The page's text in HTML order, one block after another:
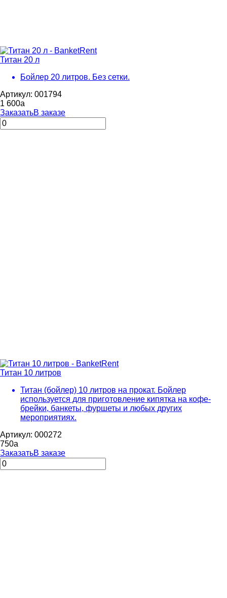
Титан 20 л
Бойлер 20 литров. Без сетки.
Артикул: 001794
1 600a
ЗаказатьВ заказе
Титан 10 литров
Титан (бойлер) 10 литров на прокат. Бойлер
используется для приготовление кипятка на кофе-
брейки, банкеты, фуршеты и любых других
мероприятиях.
Артикул: 000272
750a
ЗаказатьВ заказе